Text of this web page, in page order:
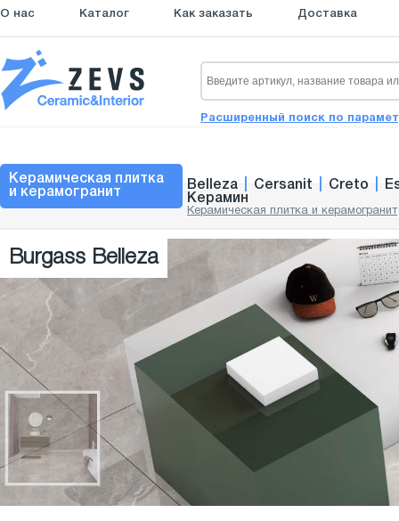
О нас Каталог Как заказать Доставка
Расширенный поиск по
Керамическая плитка
и керамогранит
Belleza Cersanit Creto
Керамин
Керамическая плитка и керамогранит
Burgass Belleza